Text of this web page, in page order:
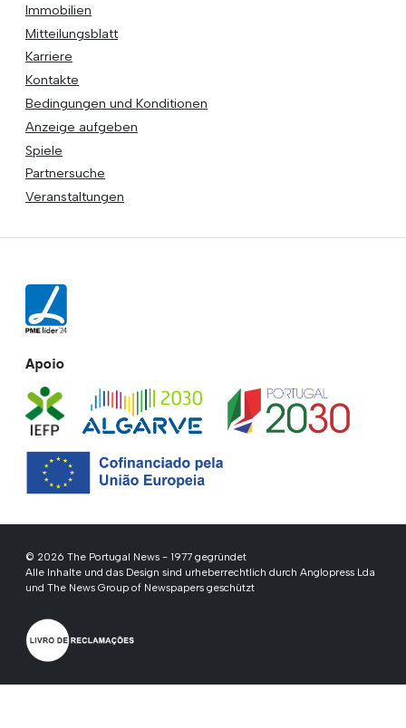
Immobilien
Mitteilungsblatt
Karriere
Kontakte
Bedingungen und Konditionen
Anzeige aufgeben
Spiele
Partnersuche
Veranstaltungen
Apoio
© 2026 The Portugal News - 1977 gegründet
Alle Inhalte und das Design sind urheberrechtlich durch Anglopress Lda
und The News Group of Newspapers geschützt